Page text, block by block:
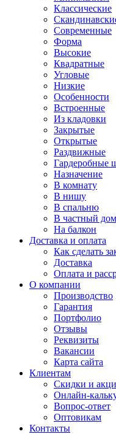
Классические
Современные
Форма
Высокие
Квадратные
Угловые
Низкие
Особенности
Встроенные
Из кладовки
Закрытые
Открытые
Раздвижные
Гардеробные
Назначение
В комнату
В нишу
В спальню
В частный дом
На балкон
Доставка и оплата
Как сделать
Доставка
Оплата и
О компании
Производство
Гарантия
Портфолио
Отзывы
Реквизиты
Вакансии
Карта сайта
Клиентам
Скидки и
Онлайн-
Вопрос-ответ
Оптовикам
Контакты